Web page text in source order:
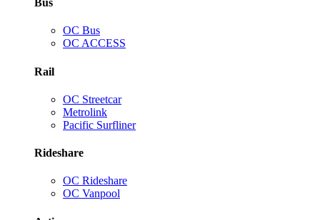
Bus
OC Bus
OC ACCESS
Rail
OC Streetcar
Metrolink
Pacific Surfliner
Rideshare
OC Rideshare
OC Vanpool